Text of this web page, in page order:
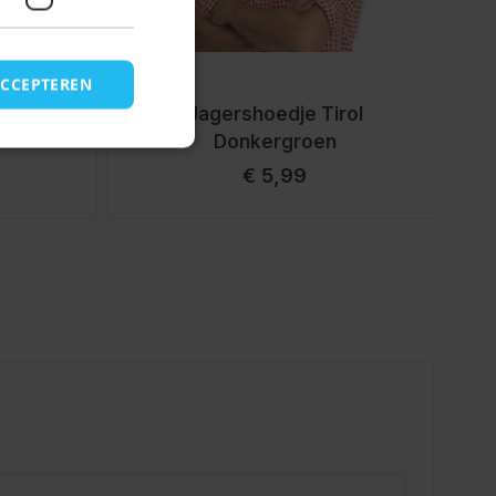
Jagershoedje Tirol
Donkergroen
€ 5,99